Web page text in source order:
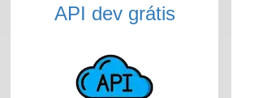
API dev grátis